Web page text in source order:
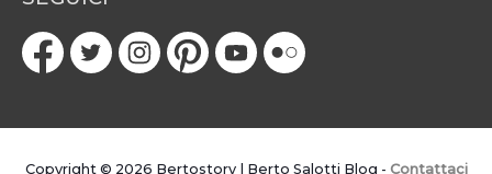
Copyright © 2026 Bertostory | Berto Salotti Blog - Contattaci